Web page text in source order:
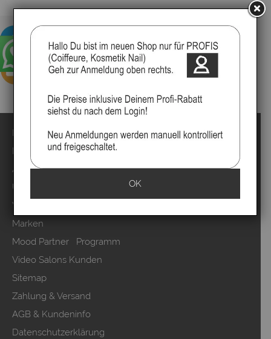
Impressum
Kontakt
Anmelden
Über uns
Video`s
Marken
Mood Partner Programm
Video Salons Kunden
Sitemap
Zahlung & Versand
AGB & Kundeninfo
Datenschutzerklärung
OK